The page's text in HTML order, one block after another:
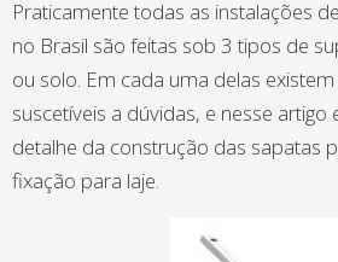
Praticamente todas as instalações
no Brasil são feitas sob 3 tipos de
ou solo. Em cada uma delas
suscetíveis a dúvidas, e nesse
detalhe da construção das sapatas
fixação para laje.